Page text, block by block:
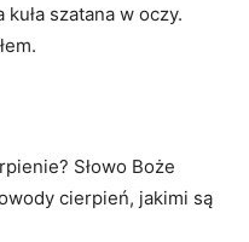
szatana w oczy.
Słowo Boże
cierpień, jakimi są